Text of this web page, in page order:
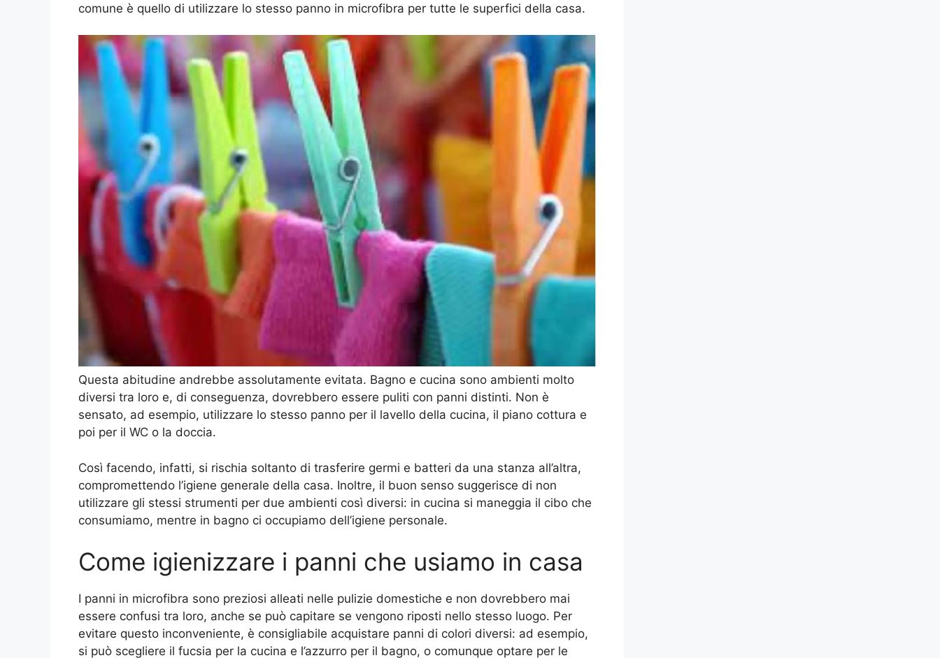
comune è quello di utilizzare lo stesso panno in microfibra per tutte le superfici della casa.
Questa abitudine andrebbe assolutamente evitata. Bagno e cucina sono ambienti molto
diversi tra loro e, di conseguenza, dovrebbero essere puliti con panni distinti. Non è
sensato, ad esempio, utilizzare lo stesso panno per il lavello della cucina, il piano cottura e
poi per il WC o la doccia.
Così facendo, infatti, si rischia soltanto di trasferire germi e batteri da una stanza all’altra,
compromettendo l’igiene generale della casa. Inoltre, il buon senso suggerisce di non
utilizzare gli stessi strumenti per due ambienti così diversi: in cucina si maneggia il cibo che
consumiamo, mentre in bagno ci occupiamo dell’igiene personale.
Come igienizzare i panni che usiamo in casa
I panni in microfibra sono preziosi alleati nelle pulizie domestiche e non dovrebbero mai
essere confusi tra loro, anche se può capitare se vengono riposti nello stesso luogo. Per
evitare questo inconveniente, è consigliabile acquistare panni di colori diversi: ad esempio,
si può scegliere il fucsia per la cucina e l’azzurro per il bagno, o comunque optare per le